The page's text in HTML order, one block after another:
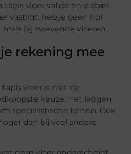
tapis vloer solide en stabiel
vastligt, heb je geen hol
bij zwevende vloeren.
rekening mee
tapis vloer is niet de
keuze. Het leggen
specialistische kennis. Ook
dan bij veel andere